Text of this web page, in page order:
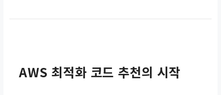
AWS 최적화 코드 추천의 시작